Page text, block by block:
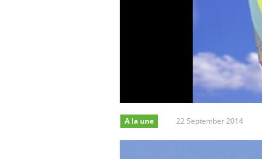
A la une 22 September 2014